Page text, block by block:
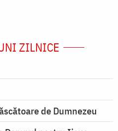
ZILNICE
de Dumnezeu